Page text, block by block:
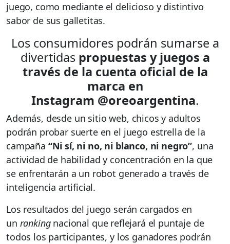
juego, como mediante el delicioso y distintivo
sabor de sus galletitas.
Los consumidores podrán sumarse a
divertidas propuestas y juegos a
través de la cuenta oficial de la
marca en
Instagram @oreoargentina.
Además, desde un sitio web, chicos y adultos
podrán probar suerte en el juego estrella de la
campaña “Ni sí, ni no, ni blanco, ni negro”, una
actividad de habilidad y concentración en la que
se enfrentarán a un robot generado a través de
inteligencia artificial.
Los resultados del juego serán cargados en
un rankingnacional que reflejará el puntaje de
todos los participantes, y los ganadores podrán